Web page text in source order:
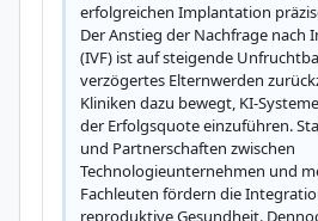
erfolgreichen Implantation
Der Anstieg der Nachfrage nach
(IVF) ist auf steigende
verzögertes Elternwerden
Kliniken dazu bewegt, KI-
der Erfolgsquote einzuführen.
und Partnerschaften zwischen
Technologieunternehmen und
Fachleuten fördern die
reproduktive Gesundheit.